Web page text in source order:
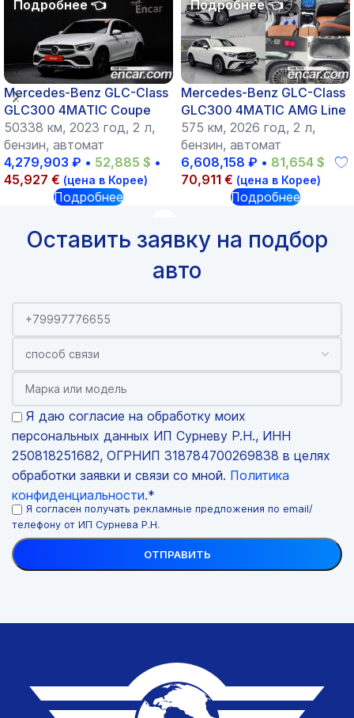
Mercedes-Benz GLC-Class
GLC300 4MATIC Coupe
50338 км, 2023 год, 2 л,
бензин, автомат
4,279,903 ₽ • 52,885 $ •
45,927 € (цена в Корее)
Подробнее
Mercedes-Benz GLC-Class
GLC300 4MATIC AMG Line
575 км, 2026 год, 2 л,
бензин, автомат
6,608,158 ₽ • 81,654 $
70,911 € (цена в Корее)
Подробнее
Оставить заявку на подбор
авто
Я даю согласие на обработку моих
персональных данных ИП Сурневу Р.Н., ИНН
250818251682, ОГРНИП 318784700269838 в целях
обработки заявки и связи со мной. Политика
конфиденциальности.*
Я согласен получать рекламные предложения по email/
телефону от ИП Сурнева Р.Н.